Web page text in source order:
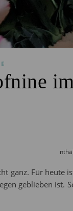
ganz. Für heute
geblieben ist.